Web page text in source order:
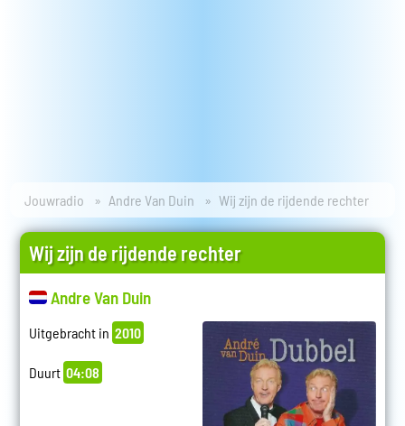
Jouwradio Andre Van Duin Wij zijn de rijdende rechter
Wij zijn de rijdende rechter
Andre Van Duin
Uitgebracht in 2010
Duurt 04:08